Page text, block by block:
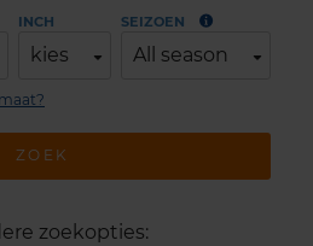
INCH
kies
SEIZOEN
All season
ZOEK
zoekopties: